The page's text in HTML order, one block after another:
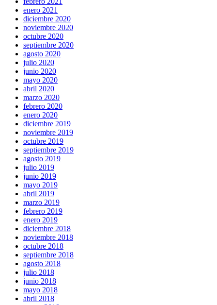
enero 2021
diciembre 2020
noviembre 2020
octubre 2020
septiembre 2020
agosto 2020
julio 2020
junio 2020
mayo 2020
abril 2020
marzo 2020
febrero 2020
enero 2020
diciembre 2019
noviembre 2019
octubre 2019
septiembre 2019
agosto 2019
julio 2019
junio 2019
mayo 2019
abril 2019
marzo 2019
febrero 2019
enero 2019
diciembre 2018
noviembre 2018
octubre 2018
septiembre 2018
agosto 2018
julio 2018
junio 2018
mayo 2018
abril 2018